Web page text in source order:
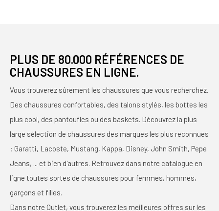
PLUS DE 80.000 RÉFÉRENCES DE
CHAUSSURES EN LIGNE.
Vous trouverez sûrement les chaussures que vous recherchez.
Des chaussures confortables, des talons stylés, les bottes les
plus cool, des pantoufles ou des baskets. Découvrez la plus
large sélection de chaussures des marques les plus reconnues
: Garatti, Lacoste, Mustang, Kappa, Disney, John Smith, Pepe
Jeans, ... et bien d'autres. Retrouvez dans notre catalogue en
ligne toutes sortes de chaussures pour femmes, hommes,
garçons et filles.
Dans notre Outlet, vous trouverez les meilleures offres sur les